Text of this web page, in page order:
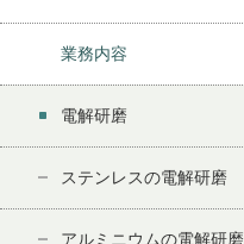
業務内容
電解研磨
ステンレスの電解研磨
アルミニウムの電解研磨